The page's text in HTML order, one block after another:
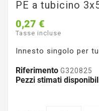
PE a tubicino
0,27 €
Tasse incluse
Innesto singolo per
Riferimento G320825
Pezzi stimati